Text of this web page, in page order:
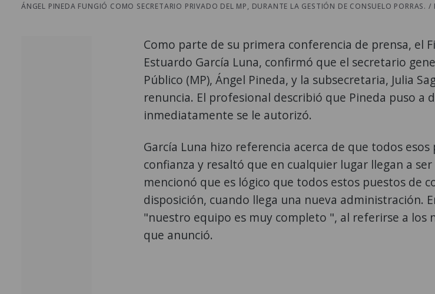
ÁNGEL PINEDA FUNGIÓ COMO SECRETARIO PRIVADO DEL MP, DURANTE LA GESTIÓN DE CONSUELO PORRAS.
Como parte de su primera conferencia de prensa, el
Estuardo García Luna, confirmó que el secretario
Público (MP), Ángel Pineda, y la subsecretaria, Julia
renuncia. El profesional describió que Pineda puso a
inmediatamente se le autorizó.
García Luna hizo referencia acerca de que todos esos
confianza y resaltó que en cualquier lugar llegan a
mencionó que es lógico que todos estos puestos de
disposición, cuando llega una nueva administración.
"nuestro equipo es muy completo ", al referirse a los
que anunció.